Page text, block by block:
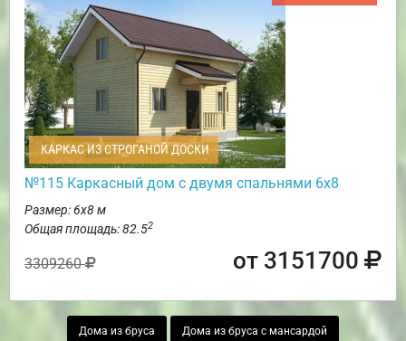
КАРКАС ИЗ СТРОГАНОЙ ДОСКИ
№115 Каркасный дом с двумя спальнями 6х8
Размер: 6х8 м
Общая площадь: 82.52
3309260 от 3151700
Дома из бруса Дома из бруса с мансардой